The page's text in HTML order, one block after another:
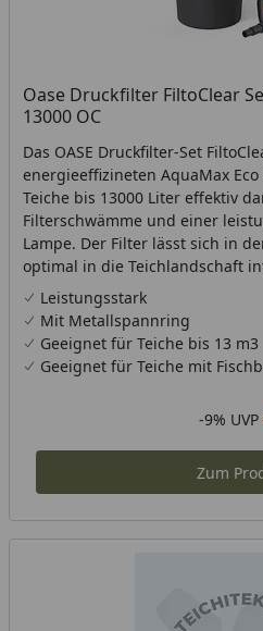
Oase Druckfilter FiltoClear
13000 OC
Das OASE Druckfilter-Set
energieeffizineten AquaMax
Teiche bis 13000 Liter effektiv
Filterschwämme und einer
Lampe. Der Filter lässt sich in
optimal in die Teichlandschaft
bedienende Ziehmechanik
komfortabel. Die UV-C-Lampe
laufenden Betrieb. OASE
Garantie.
Leistungsstark
Mit Metallspannring
Geeignet für Teiche bis 13 m3
Geeignet für Teiche mit
Rabatt
-9% UVP
Zum